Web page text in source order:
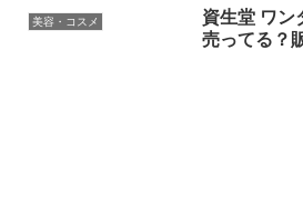
美容・コスメ
資生堂 ワン
売ってる？